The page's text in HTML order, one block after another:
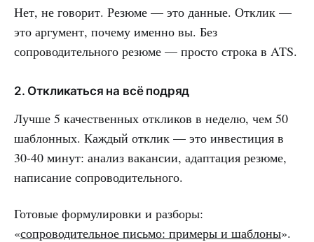
Нет, не говорит. Резюме — это данные. Отклик —
это аргумент, почему именно вы. Без
сопроводительного резюме — просто строка в ATS.
2. Откликаться на всё подряд
Лучше 5 качественных откликов в неделю, чем 50
шаблонных. Каждый отклик — это инвестиция в
30-40 минут: анализ вакансии, адаптация резюме,
написание сопроводительного.
Готовые формулировки и разборы:
«сопроводительное письмо: примеры и шаблоны».